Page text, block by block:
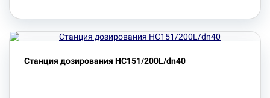
Станция дозирования HC151/200L/dn40